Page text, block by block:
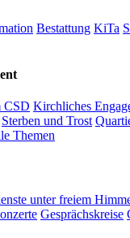
Bestattung KiTa
CSD Kirchliches
Sterben und Trost
Themen
unter freiem
Gesprächskreise